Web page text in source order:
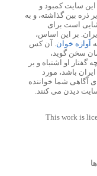
گذاری شد. این سایت کمبود و
ذره بین گذاشته، و به
است برای
بر این اساس،
آوازه خوان . آن کس
سخن گوید،
او اشتباه و بر
باشد، مورد
آگاهی شما خواننده
This work is